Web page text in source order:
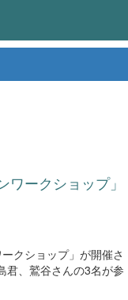
ークショップ」
クショップ」が開催さ
君、鷲谷さんの3名が参